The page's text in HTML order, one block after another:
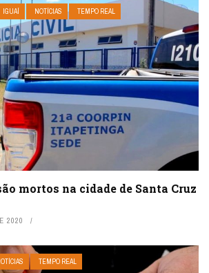
IGUAÍ NOTÍCIAS TEMPO REAL
mortos na cidade de Santa Cruz
2020
TEMPO REAL